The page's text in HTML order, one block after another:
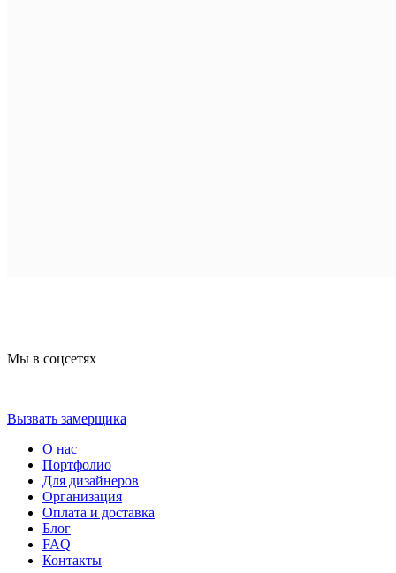
Мы в соцсетях
Вызвать замерщика
О нас
Портфолио
Для дизайнеров
Организация
Оплата и доставка
Блог
FAQ
Контакты